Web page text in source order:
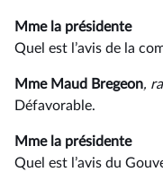
Mme la présidente
Quel est l’avis de la
Mme Maud Bregeon,
Défavorable.
Mme la présidente
Quel est l’avis du